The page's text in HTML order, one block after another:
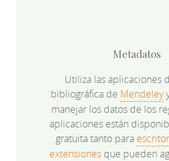
Metadatos
Utiliza las aplicaciones
bibliográfica de Mendeley
manejar los datos de los
aplicaciones están
gratuita tanto para
extensiones que pueden